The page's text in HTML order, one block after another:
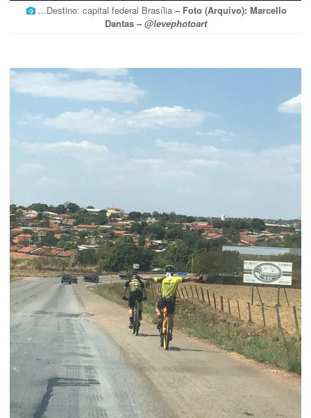
…Destino: capital federal Brasília – Foto (Arquivo): Marcello
Dantas –@levephotoart